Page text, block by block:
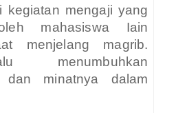
kegiatan mengaji yang
mahasiswa Iain
menjelang magrib.
menumbuhkan
dan minatnya dalam